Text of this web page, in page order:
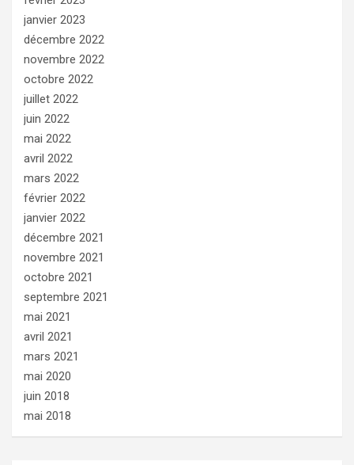
janvier 2023
décembre 2022
novembre 2022
octobre 2022
juillet 2022
juin 2022
mai 2022
avril 2022
mars 2022
février 2022
janvier 2022
décembre 2021
novembre 2021
octobre 2021
septembre 2021
mai 2021
avril 2021
mars 2021
mai 2020
juin 2018
mai 2018